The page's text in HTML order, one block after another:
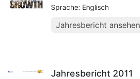
Sprache: Englisch
Jahresbericht ansehen
Jahresbericht 2011